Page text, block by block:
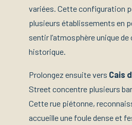
variées. Cette configuration
plusieurs établissements en
sentir l’atmosphère unique de
historique.
Prolongez ensuite vers Cais
Street concentre plusieurs
Cette rue piétonne,
accueille une foule dense et